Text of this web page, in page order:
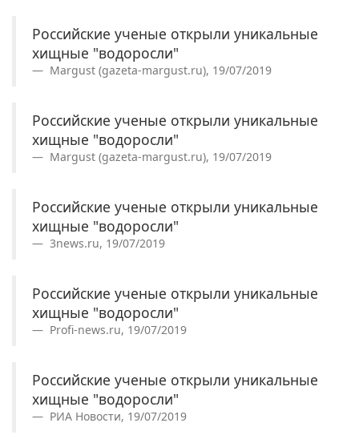
Российские ученые открыли уникальные
хищные "водоросли"
Margust (gazeta-margust.ru), 19/07/2019
Российские ученые открыли уникальные
хищные "водоросли"
Margust (gazeta-margust.ru), 19/07/2019
Российские ученые открыли уникальные
хищные "водоросли"
3news.ru, 19/07/2019
Российские ученые открыли уникальные
хищные "водоросли"
Profi-news.ru, 19/07/2019
Российские ученые открыли уникальные
хищные "водоросли"
РИА Новости, 19/07/2019